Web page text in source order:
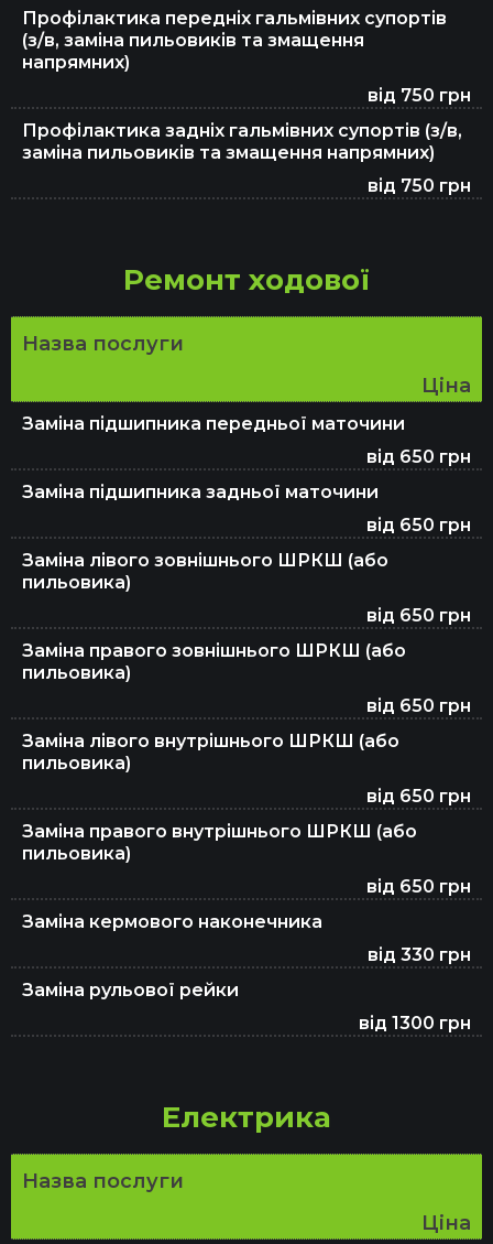
Профілактика передніх гальмівних супортів
(з/в, заміна пильовиків та змащення
напрямних)
від 750 грн
Профілактика задніх гальмівних супортів (з/в,
заміна пильовиків та змащення напрямних)
від 750 грн
Ремонт ходової
Назва послуги
Ціна
Заміна підшипника передньої маточини
від 650 грн
Заміна підшипника задньої маточини
від 650 грн
Заміна лівого зовнішнього ШРКШ (або
пильовика)
від 650 грн
Заміна правого зовнішнього ШРКШ (або
пильовика)
від 650 грн
Заміна лівого внутрішнього ШРКШ (або
пильовика)
від 650 грн
Заміна правого внутрішнього ШРКШ (або
пильовика)
від 650 грн
Заміна кермового наконечника
від 330 грн
Заміна рульової рейки
від 1300 грн
Електрика
Назва послуги
Ціна